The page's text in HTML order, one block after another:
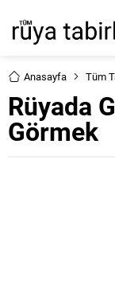
Anasayfa Tüm
Rüyada
Görmek